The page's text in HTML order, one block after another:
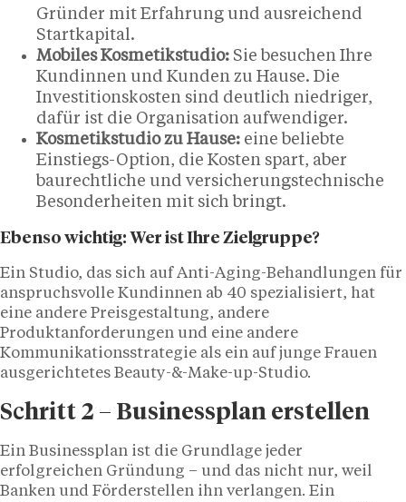
Gründer mit Erfahrung und ausreichend
Startkapital.
Mobiles Kosmetikstudio: Sie besuchen Ihre
Kundinnen und Kunden zu Hause. Die
Investitionskosten sind deutlich niedriger,
dafür ist die Organisation aufwendiger.
Kosmetikstudio zu Hause: eine beliebte
Einstiegs-Option, die Kosten spart, aber
baurechtliche und versicherungstechnische
Besonderheiten mit sich bringt.
Ebenso wichtig: Wer ist Ihre Zielgruppe?
Ein Studio, das sich auf Anti-Aging-Behandlungen für
anspruchsvolle Kundinnen ab 40 spezialisiert, hat
eine andere Preisgestaltung, andere
Produktanforderungen und eine andere
Kommunikationsstrategie als ein auf junge Frauen
ausgerichtetes Beauty-&-Make-up-Studio.
Schritt 2 – Businessplan erstellen
Ein Businessplan ist die Grundlage jeder
erfolgreichen Gründung – und das nicht nur, weil
Banken und Förderstellen ihn verlangen. Ein